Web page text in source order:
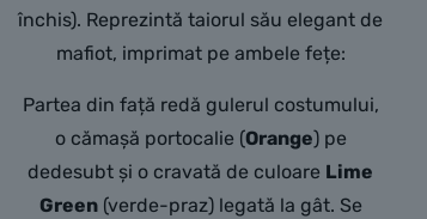
închis). Reprezintă taiorul său elegant de
mafiot, imprimat pe ambele fețe:
Partea din față redă gulerul costumului,
o cămașă portocalie (Orange) pe
dedesubt și o cravată de culoare Lime
Green(verde-praz) legată la gât. Se